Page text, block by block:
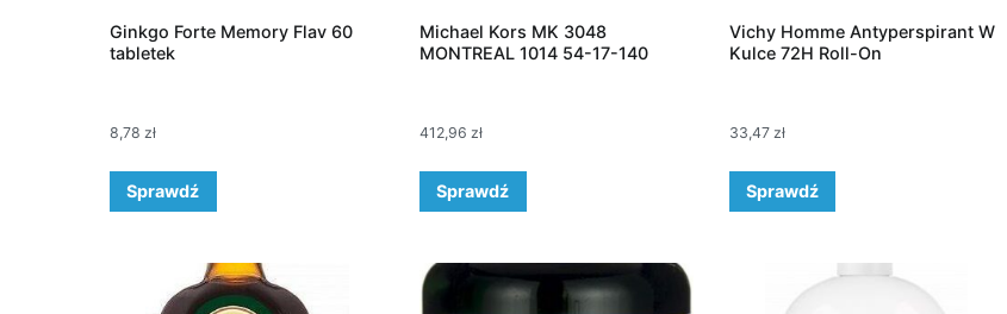
Ginkgo Forte Memory Flav 60
tabletek
8,78 zł
Sprawdź
Michael Kors MK 3048
MONTREAL 1014 54-17-140
412,96 zł
Sprawdź
Vichy Homme Antyperspirant W
Kulce 72H Roll-On
33,47 zł
Sprawdź